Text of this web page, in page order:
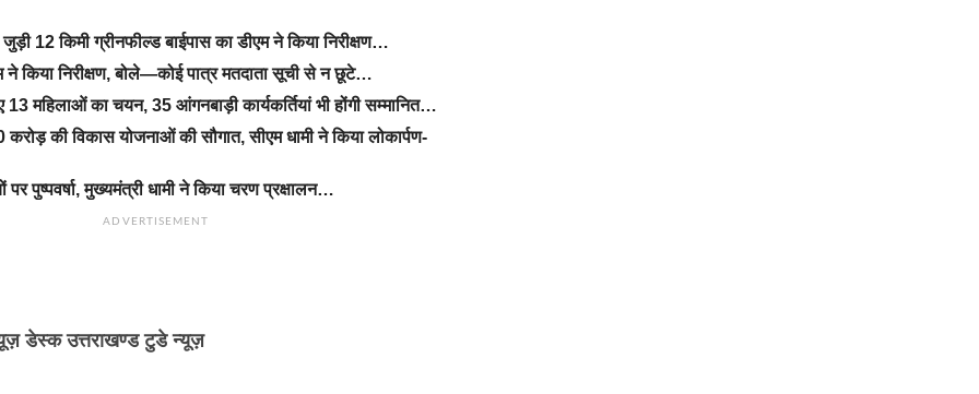
जुड़ी 12 किमी ग्रीनफील्ड बाईपास का डीएम ने किया निरीक्षण…
ने किया निरीक्षण, बोले—कोई पात्र मतदाता सूची से न छूटे…
13 महिलाओं का चयन, 35 आंगनबाड़ी कार्यकर्तियां भी होंगी सम्मानित…
करोड़ की विकास योजनाओं की सौगात, सीएम धामी ने किया लोकार्पण-
पर पुष्पवर्षा, मुख्यमंत्री धामी ने किया चरण प्रक्षालन…
ADVERTISEMENT
डेस्क उत्तराखण्ड टुडे न्यूज़